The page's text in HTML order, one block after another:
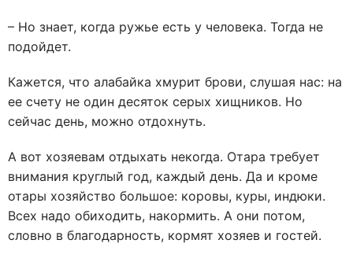
– Но знает, когда ружье есть у человека. Тогда не
подойдет.
Кажется, что алабайка хмурит брови, слушая нас: на
ее счету не один десяток серых хищников. Но
сейчас день, можно отдохнуть.
А вот хозяевам отдыхать некогда. Отара требует
внимания круглый год, каждый день. Да и кроме
отары хозяйство большое: коровы, куры, индюки.
Всех надо обиходить, накормить. А они потом,
словно в благодарность, кормят хозяев и гостей.